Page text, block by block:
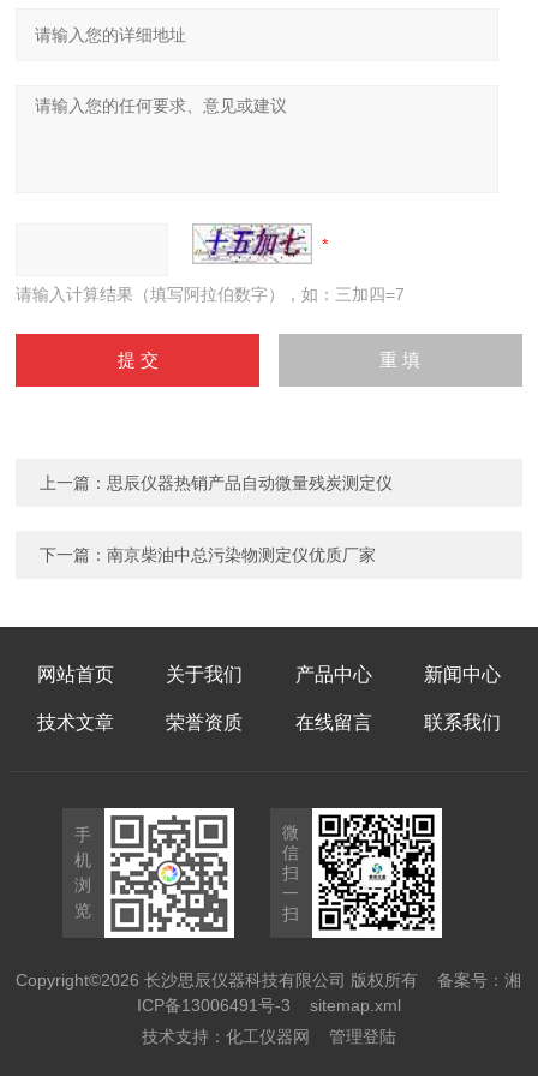
请输入计算结果（填写阿拉伯数字），如：三加四=7
上一篇： 思辰仪器热销产品自动微量残炭测定仪
下一篇：南京柴油中总污染物测定仪优质厂家
网站首页 关于我们 产品中心 新闻中心
技术文章 荣誉资质 在线留言 联系我们
手
机
浏
览
微
信
扫
一
扫
Copyright©2026 长沙思辰仪器科技有限公司 版权所有备案号：湘
ICP备13006491号-3
sitemap.xml
技术支持： 化工仪器网 管理登陆